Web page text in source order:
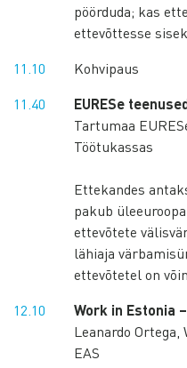
pöörduda; kas
ettevõttesse
11.10
Kohvipaus
11.40
EURESe
Tartumaa
Töötukassas
Ettekandes
pakub
ettevõtete
lähiaja
ettevõtetel on
12.10
Work in Estonia
Leanardo
EAS